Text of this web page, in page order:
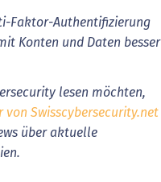
Faktor-Authentifizierung
Konten und Daten besser
lesen möchten,
von Swisscybersecurity.net
über aktuelle